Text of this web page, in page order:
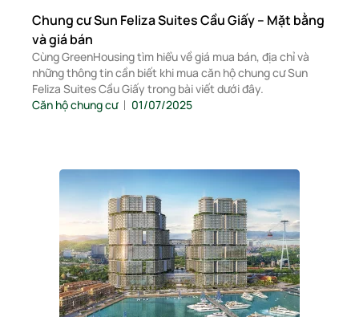
Chung cư Sun Feliza Suites Cầu Giấy – Mặt bằng
và giá bán
Cùng GreenHousing tìm hiểu về giá mua bán, địa chỉ và
những thông tin cần biết khi mua căn hộ chung cư Sun
Feliza Suites Cầu Giấy trong bài viết dưới đây.
Căn hộ chung cư
01/07/2025